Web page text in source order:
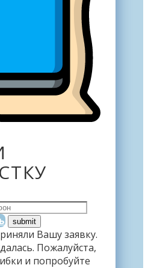
Вашу заявку.
Пожалуйста,
и попробуйте